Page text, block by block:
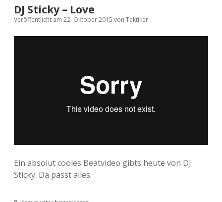
DJ Sticky – Love
Veröffentlicht am 22. Oktober 2015 von Taktiker
Ein absolut cooles Beatvideo gibts heute von DJ
Sticky. Da passt alles.